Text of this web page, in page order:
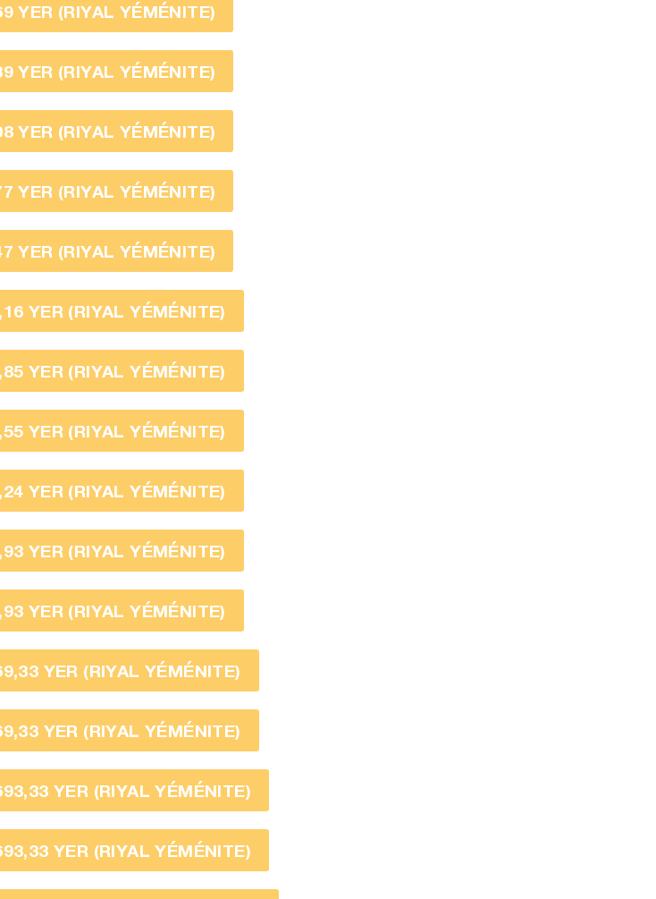
YER (RIYAL YÉMÉNITE)
YER (RIYAL YÉMÉNITE)
YER (RIYAL YÉMÉNITE)
YER (RIYAL YÉMÉNITE)
YER (RIYAL YÉMÉNITE)
YER (RIYAL YÉMÉNITE)
YER (RIYAL YÉMÉNITE)
YER (RIYAL YÉMÉNITE)
YER (RIYAL YÉMÉNITE)
YER (RIYAL YÉMÉNITE)
YER (RIYAL YÉMÉNITE)
YER (RIYAL YÉMÉNITE)
YER (RIYAL YÉMÉNITE)
YER (RIYAL YÉMÉNITE)
YER (RIYAL YÉMÉNITE)